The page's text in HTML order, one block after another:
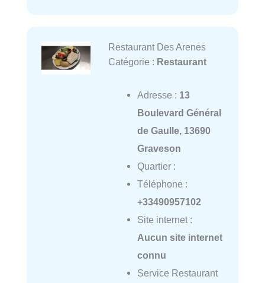
Restaurant Des Arenes
Catégorie : Restaurant
Adresse : 13
Boulevard Général
de Gaulle, 13690
Graveson
Quartier :
Téléphone :
+33490957102
Site internet :
Aucun site internet
connu
Service Restaurant